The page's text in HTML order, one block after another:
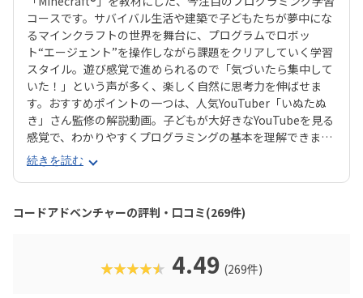
コースです。サバイバル生活や建築で子どもたちが夢中にな
るマインクラフトの世界を舞台に、プログラムでロボッ
ト“エージェント”を操作しながら課題をクリアしていく学習
スタイル。遊び感覚で進められるので「気づいたら集中して
いた！」という声が多く、楽しく自然に思考力を伸ばせま
す。おすすめポイントの一つは、人気YouTuber「いぬたぬ
き」さん監修の解説動画。子どもが大好きなYouTubeを見る
感覚で、わかりやすくプログラミングの基本を理解できま
す。さらに現場講師のコーチングが加わる「ダブルティーチ
ング」で、つまずいても安心。教材はわかりやすさと見やす
さに徹底的にこだわり、初心者でも無理なく学べる工夫が随
所に盛り込まれています。カリキュラムは初級からゲーム開
発クラスまで段階的に用意されており、マウス操作から始め
riptのテキストプログラミングまで体系的に学べます。長く
続けても飽きないよう壮大なワールドやストーリーが展開さ
続きを読む
コードアドベンチャーの評判・口コミ(269件)
★★★★★ 4.49 (269件)